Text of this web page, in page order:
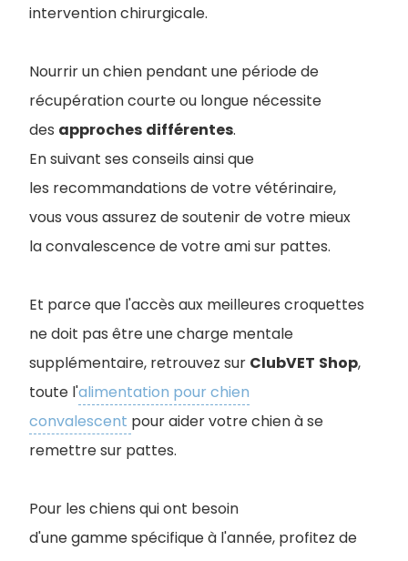
intervention chirurgicale.
Nourrir un chien pendant une période de
récupération courte ou longue nécessite
des approches différentes.
En suivant ses conseils ainsi que
les recommandations de votre vétérinaire,
vous vous assurez de soutenir de votre mieux
la convalescence de votre ami sur pattes.
Et parce que l'accès aux meilleures croquettes
ne doit pas être une charge mentale
supplémentaire, retrouvez sur ClubVET Shop,
toute l'alimentation pour chien
convalescent pour aider votre chien à se
remettre sur pattes.
Pour les chiens qui ont besoin
d'une gamme spécifique à l'année, profitez de